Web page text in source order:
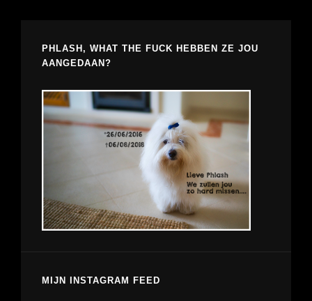
PHLASH, WHAT THE FUCK HEBBEN ZE JOU
AANGEDAAN?
MIJN INSTAGRAM FEED